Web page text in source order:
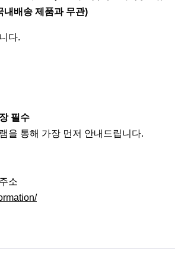
내배송 제품과 무관)
다.
필수
을 통해 가장 먼저 안내드립니다.
소